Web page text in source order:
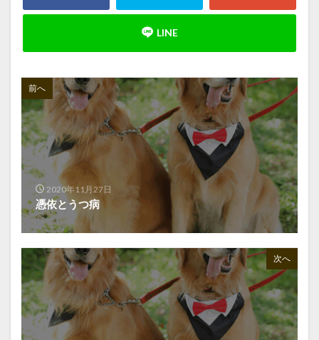
前へ
2020年11月27日
憑依とうつ病
次へ